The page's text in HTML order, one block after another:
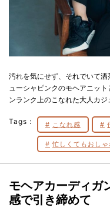
汚れを気にせず、それでいて
ューシャピンクのモヘアニッ
ンランク上のこなれた大人カジ
Tags： こなれ感
忙しくてもおしゃ
モヘアカーディガ
感で引き締めて